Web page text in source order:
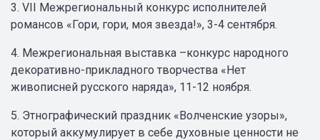
3. VII Межрегиональный конкурс исполнителей
романсов «Гори, гори, моя звезда!», 3-4 сентября.
4. Межрегиональная выставка –конкурс народного
декоративно-прикладного творчества «Нет
живописней русского наряда», 11-12 ноября.
5. Этнографический праздник «Волченские узоры»,
который аккумулирует в себе духовные ценности не